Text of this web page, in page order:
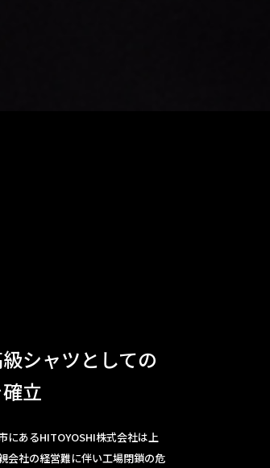
シャツとしての
立
にあるHITOYOSHI株式会社は上
会社の経営難に伴い工場閉鎖の危